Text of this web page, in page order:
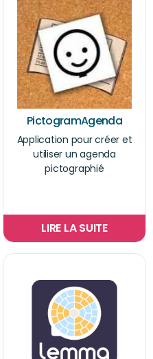
PictogramAgenda
Application pour créer et
utiliser un agenda
pictographié
LIRE LA SUITE